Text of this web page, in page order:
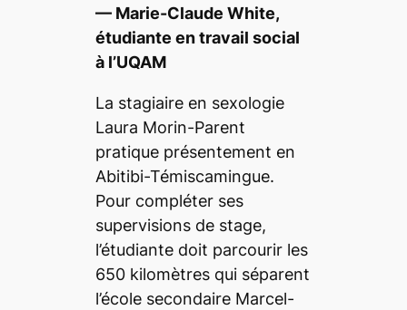
— Marie-Claude White,
étudiante en travail social
à l’UQAM
La stagiaire en sexologie
Laura Morin-Parent
pratique présentement en
Abitibi-Témiscamingue.
Pour compléter ses
supervisions de stage,
l’étudiante doit parcourir les
650 kilomètres qui séparent
l’école secondaire Marcel-